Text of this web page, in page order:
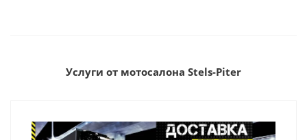
Услуги от мотосалона Stels-Piter